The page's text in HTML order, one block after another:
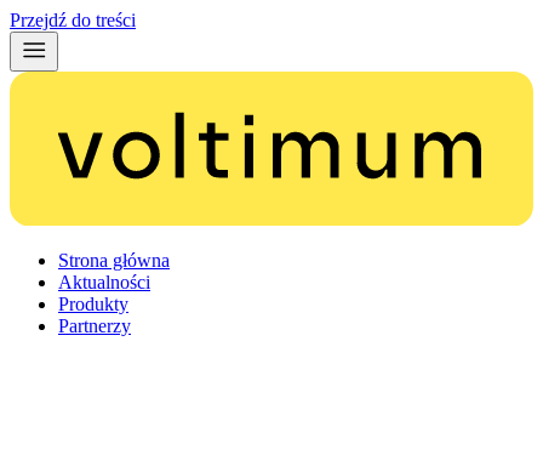
Przejdź do treści
Strona główna
Aktualności
Produkty
Partnerzy